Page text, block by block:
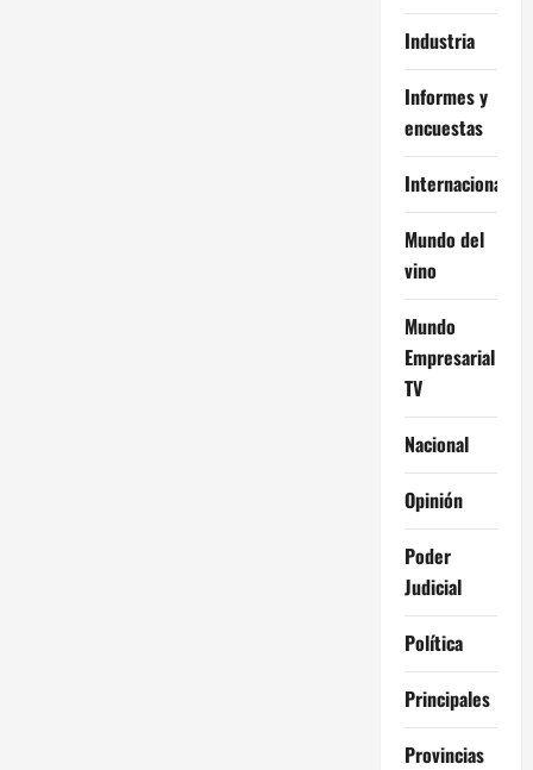
Industria
Informes y
encuestas
Internacional
Mundo del
vino
Mundo
Empresarial
TV
Nacional
Opinión
Poder
Judicial
Política
Principales
Provincias